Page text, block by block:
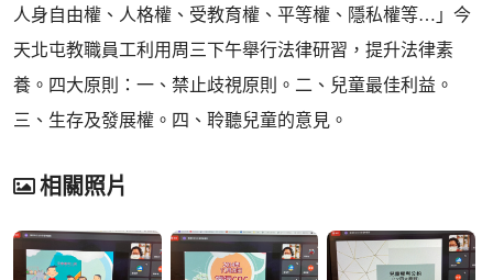
人身自由權、人格權、受教育權、平等權、隱私權等…」今
天北屯教職員工利用周三下午舉行法律研習，提升法律素
養。四大原則：一、禁止歧視原則。二、兒童最佳利益。
三、生存及發展權。四、聆聽兒童的意見。
相關照片